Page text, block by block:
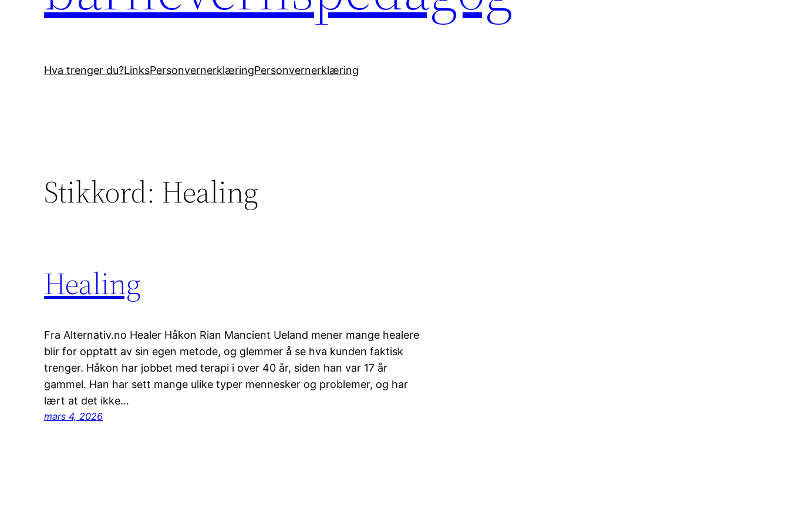
Hva trenger du?LinksPersonvernerklæringPersonvernerklæring
Stikkord: Healing
Healing
Fra Alternativ.no Healer Håkon Rian Mancient Ueland mener mange healere
blir for opptatt av sin egen metode, og glemmer å se hva kunden faktisk
trenger. Håkon har jobbet med terapi i over 40 år, siden han var 17 år
gammel. Han har sett mange ulike typer mennesker og problemer, og har
lært at det ikke…
mars 4, 2026